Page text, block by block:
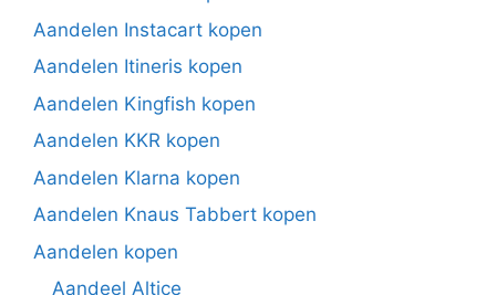
Aandelen Instacart kopen
Aandelen Itineris kopen
Aandelen Kingfish kopen
Aandelen KKR kopen
Aandelen Klarna kopen
Aandelen Knaus Tabbert kopen
Aandelen kopen
Aandeel Altice